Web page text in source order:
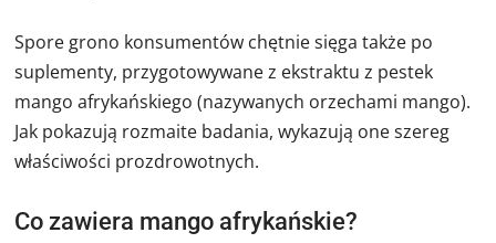
Spore grono konsumentów chętnie sięga także po
suplementy, przygotowywane z ekstraktu z pestek
mango afrykańskiego (nazywanych orzechami mango).
Jak pokazują rozmaite badania, wykazują one szereg
właściwości prozdrowotnych.
Co zawiera mango afrykańskie?